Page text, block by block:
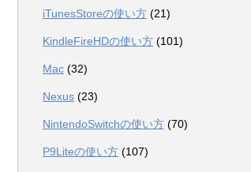
iTunesStoreの使い方 (21)
KindleFireHDの使い方 (101)
Mac (32)
Nexus (23)
NintendoSwitchの使い方 (70)
P9Liteの使い方 (107)